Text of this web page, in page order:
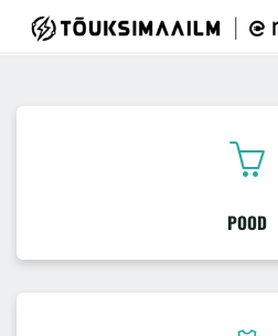
TÕUKSIMAAILM
POOD